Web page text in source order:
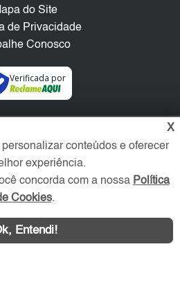
do Site
de Privacidade
Conosco
Verificada por
X
conteúdos e oferecer
experiência.
concorda com a nossa Política
Cookies.
Entendi!